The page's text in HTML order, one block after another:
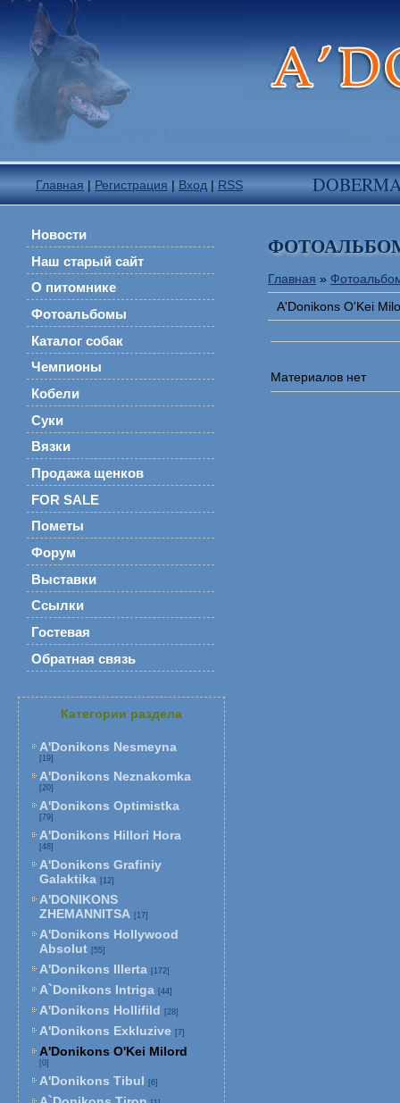
Главная | Регистрация | Вход | RSS
Новости
Наш старый сайт
О питомнике
Фотоальбомы
Каталог собак
Чемпионы
Кобели
Суки
Вязки
Продажа щенков
FOR SALE
Пометы
Форум
Выставки
Ссылки
Гостевая
Обратная связь
Категории раздела
A'Donikons Nesmeyna
[19]
A'Donikons Neznakomka
[20]
A'Donikons Optimistka
[79]
A'Donikons Hillori Hora
[48]
A'Donikons Grafiniy
Galaktika [12]
A'DONIKONS
ZHEMANNITSA [17]
A'Donikons Hollywood
Absolut [55]
A'Donikons Illerta [172]
A`Donikons Intriga [44]
A'Donikons Hollifild [28]
A'Donikons Exkluzive [7]
A'Donikons O'Kei Milord
[0]
A'Donikons Tibul [6]
Главная »
A'Donikons O'Kei
Материалов нет